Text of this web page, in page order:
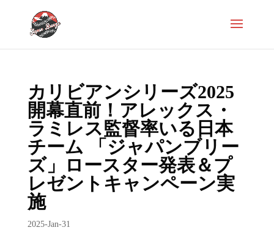
カリビアンシリーズ2025
開幕直前！アレックス・
ラミレス監督率いる日本
チーム 「ジャパンブリー
ズ」ロースター発表＆プ
レゼントキャンペーン実
施
2025-Jan-31